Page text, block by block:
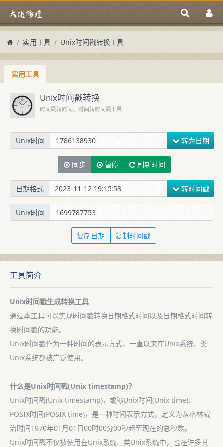
实用工具 Unix时间戳转换工具
实用工具
Unix时间戳转换
时间戳转时间、时间转时间戳工具
Unix时间 转为日期
同步 暂停 刷新时间
日期格式 转时间戳
Unix时间
复制日期 复制时间戳
工具简介
Unix时间戳生成转换工具
通过本工具可以实现时间戳转换日期格式时间以及日期格式时间转
换时间戳的功能。
Unix时间戳作为一种时间的表示方式，一直以来在Unix系统、类
Unix系统都被广泛使用。
什么是Unix时间戳(Unix timestamp)？
Unix时间戳(Unix timestamp)，或称Unix时间(Unix time)、
POSIX时间(POSIX time)，是一种时间表示方式，定义为从格林威
治时间1970年01月01日00时00分00秒起至现在的总秒数。
Unix时间戳不仅被使用在Unix系统、类Unix系统中，也在许多其